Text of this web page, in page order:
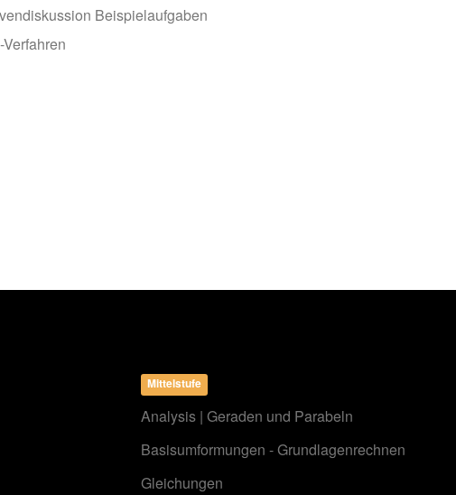
Beispielaufgaben
Mittelstufe
Analysis | Geraden und Parabeln
Basisumformungen - Grundlagenrechnen
Gleichungen